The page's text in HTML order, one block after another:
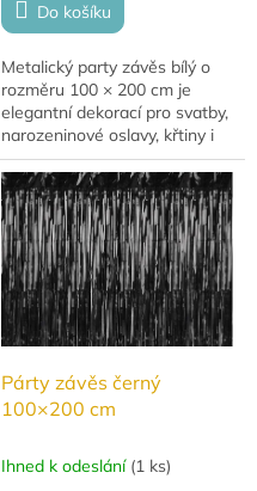
Do košíku
Metalický party závěs bílý o
rozměru 100 × 200 cm je
elegantní dekorací pro svatby,
narozeninové oslavy, křtiny i
tematické večírky. Vytvoří
efektní pozadí do fotokoutku,
za...
Párty závěs černý
100×200 cm
Ihned k odeslání (1 ks)